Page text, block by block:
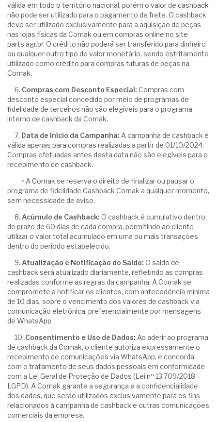
válida em todo o território nacional, porém o valor de cashback
não pode ser utilizado para o pagamento de frete. O cashback
deve ser utilizado exclusivamente para a aquisição de peças
nas lojas físicas da Comak ou em compras online no site
parts.agr.br. O crédito não poderá ser transferido para dinheiro
ou qualquer outro tipo de valor monetário, sendo estritamente
utilizado como crédito para compras futuras de peças na
Comak.
6. Compras com Desconto Especial: Compras com
desconto especial concedido por meio de programas de
fidelidade de terceiros não são elegíveis para o programa
interno de cashback da Comak.
7. Data de Início da Campanha: A campanha de cashback é
válida apenas para compras realizadas a partir de 01/10/2024.
Compras efetuadas antes desta data não são elegíveis para o
recebimento de cashback.
• A Comak se reserva o direito de finalizar ou pausar o
programa de fidelidade Cashback Comak a qualquer momento,
sem necessidade de aviso.
8. Acúmulo de Cashback: O cashback é cumulativo dentro
do prazo de 60 dias de cada compra, permitindo ao cliente
utilizar o valor total acumulado em uma ou mais transações
dentro do período estabelecido.
9. Atualização e Notificação do Saldo: O saldo de
cashback será atualizado diariamente, refletindo as compras
realizadas conforme as regras da campanha. A Comak se
compromete a notificar os clientes, com antecedência mínima
de 10 dias, sobre o vencimento dos valores de cashback via
comunicação eletrônica, preferencialmente por mensagens
de WhatsApp.
10. Consentimento e Uso de Dados: Ao aderir ao programa
de cashback da Comak, o cliente autoriza expressamente o
recebimento de comunicações via WhatsApp, e concorda
com o tratamento de seus dados pessoais em conformidade
com a Lei Geral de Proteção de Dados (Lei nº 13.709/2018 -
LGPD). A Comak garante a segurança e a confidencialidade
dos dados, que serão utilizados exclusivamente para os fins
relacionados à campanha de cashback e outras comunicações
comerciais da empresa.